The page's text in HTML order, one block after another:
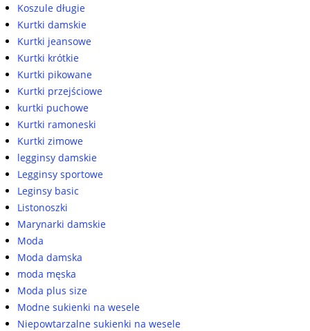
Koszule długie
Kurtki damskie
Kurtki jeansowe
Kurtki krótkie
Kurtki pikowane
Kurtki przejściowe
kurtki puchowe
Kurtki ramoneski
Kurtki zimowe
legginsy damskie
Legginsy sportowe
Leginsy basic
Listonoszki
Marynarki damskie
Moda
Moda damska
moda męska
Moda plus size
Modne sukienki na wesele
Niepowtarzalne sukienki na wesele